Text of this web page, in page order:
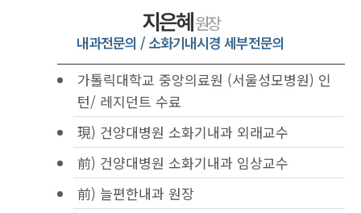
지은혜원장
내과전문의 / 소화기내시경 세부전문의
가톨릭대학교 중앙의료원 (서울성모병원) 인
턴/ 레지던트 수료
現) 건양대병원 소화기내과 외래교수
前) 건양대병원 소화기내과 임상교수
前) 늘편한내과 원장